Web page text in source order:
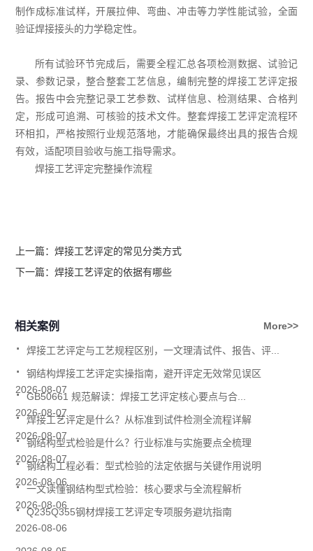
制作成标准试样，开展拉伸、弯曲、冲击等力学性能试验，全面
验证焊接接头的力学稳定性。
所有试验环节完成后，需要全程汇总各项检测数据、试验记
录、参数记录，整合整套工艺信息，编制完整的焊接工艺评定报
告。报告中会完整记录工艺参数、试样信息、检测结果、合格判
定，形成可追溯、可核验的技术文件。整套焊接工艺评定流程环
环相扣，严格按照行业规范落地，才能确保最终出具的报告合规
有效，适配项目验收与施工指导需求。
焊接工艺评定完整操作流程
上一篇： 焊接工艺评定的常见分类方式
下一篇： 焊接工艺评定的依据有哪些
相关案例 More>>
焊接工艺评定与工艺规程区别，一文理清试件、报告、评...
.
2026-08-07
钢结构焊接工艺评定实操指南，避开评定无效常见误区
.
2026-08-07
GB50661 规范解读：焊接工艺评定核心要点与合...
.
2026-08-07
焊接工艺评定是什么？从标准到试件检测全流程详解
.
2026-08-07
钢结构型式检验是什么？行业标准与实施要点全梳理
.
2026-08-06
钢结构工程必看：型式检验的法定依据与关键作用说明
.
2026-08-06
一文读懂钢结构型式检验：核心要求与全流程解析
.
2026-08-06
Q235Q355钢材焊接工艺评定专项服务避坑指南
.